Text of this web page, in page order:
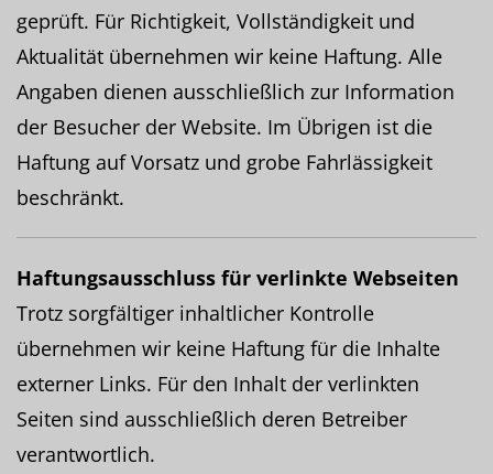
geprüft. Für Richtigkeit, Vollständigkeit und
Aktualität übernehmen wir keine Haftung. Alle
Angaben dienen ausschließlich zur Information
der Besucher der Website. Im Übrigen ist die
Haftung auf Vorsatz und grobe Fahrlässigkeit
beschränkt.
Haftungsausschluss für verlinkte Webseiten
Trotz sorgfältiger inhaltlicher Kontrolle
übernehmen wir keine Haftung für die Inhalte
externer Links. Für den Inhalt der verlinkten
Seiten sind ausschließlich deren Betreiber
verantwortlich.